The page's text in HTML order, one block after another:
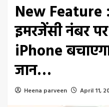
New Feature
इमरजेंसी नंबर
iPhone
जान…
Heena parveen April 11,